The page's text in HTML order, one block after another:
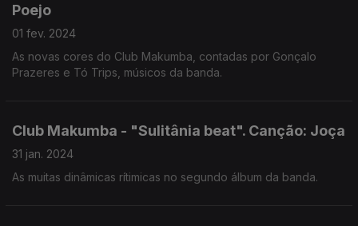
Poejo
01 fev. 2024
As novas cores do Club Makumba, contadas por Gonçalo
Prazeres e Tó Trips, músicos da banda.
Club Makumba - "Sulitânia beat". Canção: Joça
31 jan. 2024
As muitas dinâmicas rítimicas no segundo álbum da banda.